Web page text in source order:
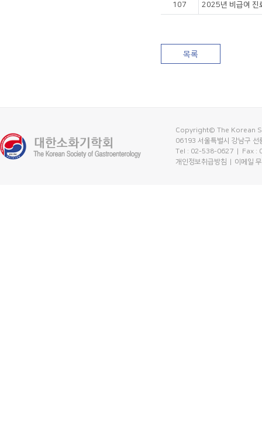
107 2025년 비급여 진
목록
Copyright© The Korean
06193 서울특별시 강남구
Tel : 02-538-0627 | Fax :
개인정보취급방침
이메일